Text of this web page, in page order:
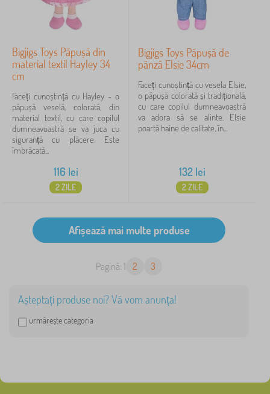
Bigjigs Toys Păpușă din
material textil Hayley 34
cm
Faceți cunoștință cu Hayley - o
păpușă veselă, colorată, din
material textil, cu care copilul
dumneavoastră se va juca cu
siguranță cu plăcere. Este
îmbrăcată...
116 lei
2 ZILE
Bigjigs Toys Păpușă de
pânză Elsie 34cm
Faceți cunoștință cu vesela Elsie,
o păpușă colorată și tradițională,
cu care copilul dumneavoastră
va adora să se alinte. Elsie
poartă haine de calitate, în...
132lei
2 ZILE
Pagină: 1 2 3
Așteptați produse noi? Vă vom anunța!
urmărește categoria